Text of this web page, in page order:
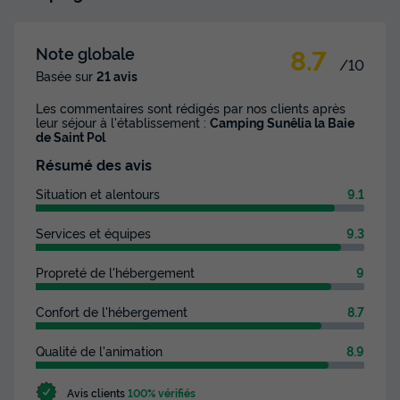
MOBILHOME 4 personnes - Prestige Plus - 2 chambres -
27m²
du27/09/2026au04/10/2026
Meilleur prix pour 7 nuits
Modifier les dates
Prix de comparaison
d'économie
Voir les disponibilités
Note globale
Basée sur 21 avis 8.7 /10
Les commentaires sont rédigés par nos clients après
leur séjour à l'établissement : Camping Sunêlia la Baie
de Saint Pol
Résumé des avis
Situation et alentours 9.1
Services et équipes 9.3
Propreté de l'hébergement 9
Confort de l'hébergement 8.7
Qualité de l'animation 8.9
Avis clients100% vérifiés